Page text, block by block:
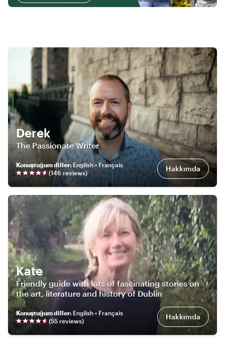
Derek
The Passionate Writer
Konuştuğum diller: English • Français
(146 reviews) Hakkımda
Kate
Friendly guide with lots of fascinating stories on
the art, literature and history of Dublin
Konuştuğum diller: English • Français
(55 reviews) Hakkımda